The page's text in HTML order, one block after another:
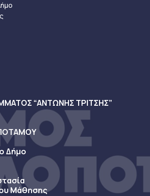
“ΑΝΤΩΝΗΣ ΤΡΙΤΣΗΣ”
Δήμο
Μάθησης